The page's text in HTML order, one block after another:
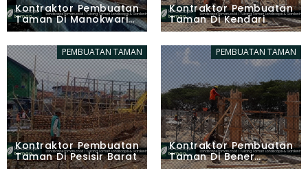
Kontraktor Pembuatan
Taman Di Manokwari
Selatan Barat
Kontraktor Pembuatan
Taman Di Kendari
PEMBUATAN TAMAN
Kontraktor Pembuatan
Taman Di Pesisir Barat
PEMBUATAN TAMAN
Kontraktor Pembuatan
Taman Di Bener
Meriah